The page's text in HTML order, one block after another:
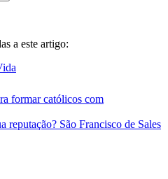
a este artigo:
formar católicos com
reputação? São Francisco de Sales